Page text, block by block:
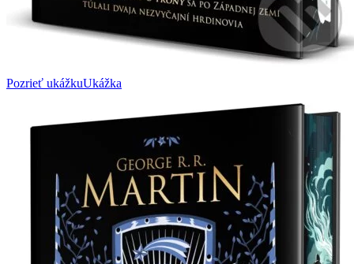
Pozrieť ukážkuUkážka